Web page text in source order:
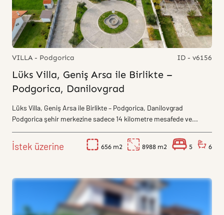
VILLA - Podgorica ID - v6156
Lüks Villa, Geniş Arsa ile Birlikte –
Podgorica, Danilovgrad
Lüks Villa, Geniş Arsa ile Birlikte – Podgorica, Danilovgrad
Podgorica şehir merkezine sadece 14 kilometre mesafede ve...
İstek üzerine 656 8988 5 6